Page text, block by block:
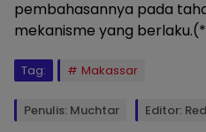
pembahasannya pada
mekanisme yang
Tag: Makassar
Penulis: Muchtar Editor: